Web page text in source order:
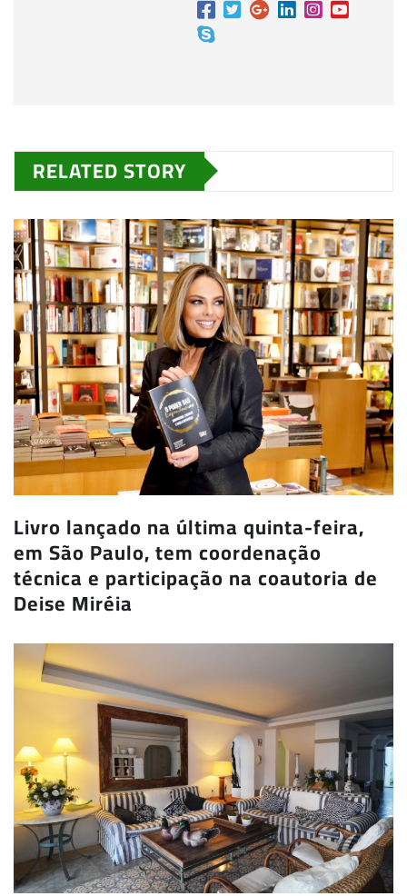
RELATED STORY
Livro lançado na última quinta-feira,
em São Paulo, tem coordenação
técnica e participação na coautoria de
Deise Miréia